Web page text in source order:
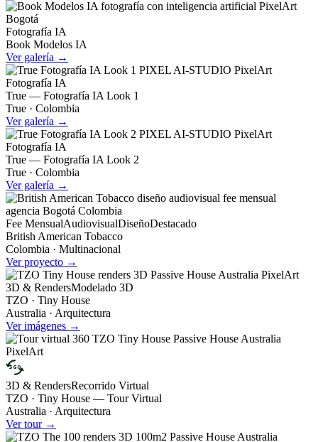
Fotografía IA
Book Modelos IA
Ver galería →
Fotografía IA
True — Fotografía IA Look 1
True · Colombia
Ver galería →
Fotografía IA
True — Fotografía IA Look 2
True · Colombia
Ver galería →
Fee MensualAudiovisualDiseñoDestacado
British American Tobacco
Colombia · Multinacional
Ver proyecto →
3D & RendersModelado 3D
TZO · Tiny House
Australia · Arquitectura
Ver imágenes →
360
3D & RendersRecorrido Virtual
TZO · Tiny House — Tour Virtual
Australia · Arquitectura
Ver tour →